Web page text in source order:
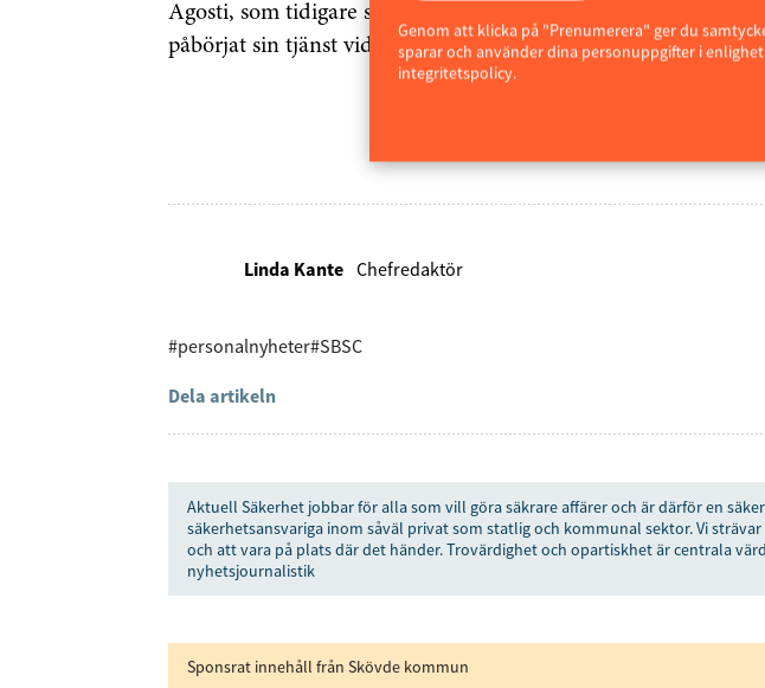
Agosti, som tidigare samarbetat med SBSC i rollen som
påbörjat sin tjänst vid företaget.
Linda Kante Chefredaktör
#personalnyheter#SBSC
Dela artikeln
Aktuell Säkerhet jobbar för alla som vill göra säkrare affärer och är därför en
säkerhetsansvariga inom såväl privat som statlig och kommunal sektor. Vi
och att vara på plats där det händer. Trovärdighet och opartiskhet är centrala
nyhetsjournalistik
Sponsrat innehåll från Skövde kommun
Genom att klicka på "Prenumerera" ger du
sparar och använder dina personuppgifter i
integritetspolicy.